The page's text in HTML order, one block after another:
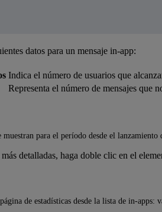
datos para un mensaje in-app:
Indica el número de usuarios que
Representa el número de mensajes que
muestran para el período desde el
detalladas, haga doble clic en el
de estadísticas desde la lista de in-apps: